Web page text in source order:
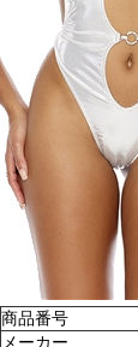
商品番号
メーカー